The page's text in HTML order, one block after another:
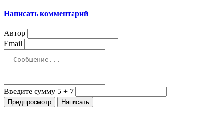
Написать комментарий
Автор
Email
Введите сумму 5 + 7